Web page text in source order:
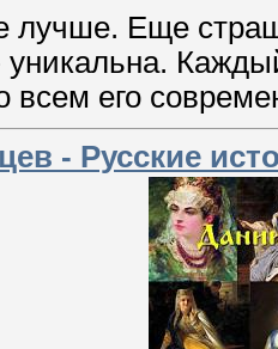
Еще
уникальна.
всем его
- Русские